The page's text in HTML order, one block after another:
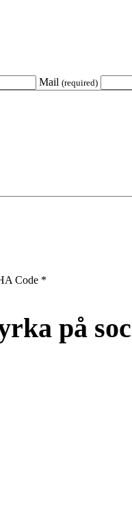
Mail (required)
Code *
på